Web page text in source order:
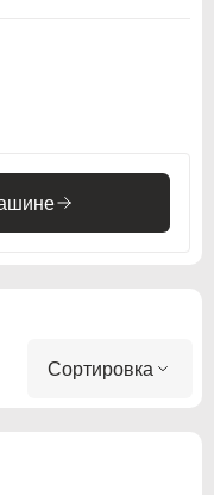
Сортировка